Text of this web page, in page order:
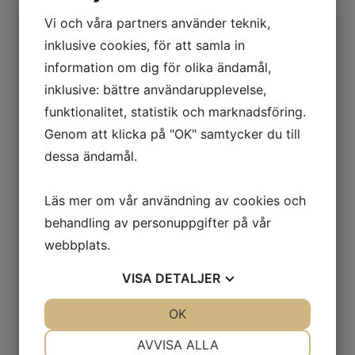
17
24 25 26 27 28 29 30
31 1 2 3 4 5 6
EVENEMANG UNDER
Inga evenemang
Vi och våra partners använder teknik,
inklusive cookies, för att samla in
information om dig för olika ändamål,
inklusive: bättre användarupplevelse,
funktionalitet, statistik och marknadsföring.
Genom att klicka på "OK" samtycker du till
dessa ändamål.
Läs mer om vår användning av cookies och
behandling av personuppgifter på vår
webbplats.
VISA DETALJER
AVVISA ALLA
OK